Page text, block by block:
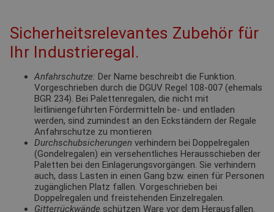
Sicherheitsrelevantes Zubehör für
Ihr Industrieregal.
Anfahrschutze: Der Name beschreibt die Funktion.
Vorgeschrieben durch die DGUV Regel 108-007 (ehemals
BGR 234). Bei Palettenregalen, die nicht mit
leitliniengeführten Fördermitteln be- und entladen
werden, sind zumindest an den Eckständern der Regale
Anfahrschutze zu montieren
Durchschubsicherungen verhindern bei Doppelregalen
(Gondelregalen) ein versehentliches Herausschieben der
Paletten bei den Einlagerungsvorgängen. Sie verhindern
auch, dass Lasten in einen Gang bzw. einen für Personen
zugänglichen Platz fallen. Vorgeschrieben bei
Doppelregalen und freistehenden Einzelregalen.
Gitterrückwände schützen Ware vor dem Herausfallen.